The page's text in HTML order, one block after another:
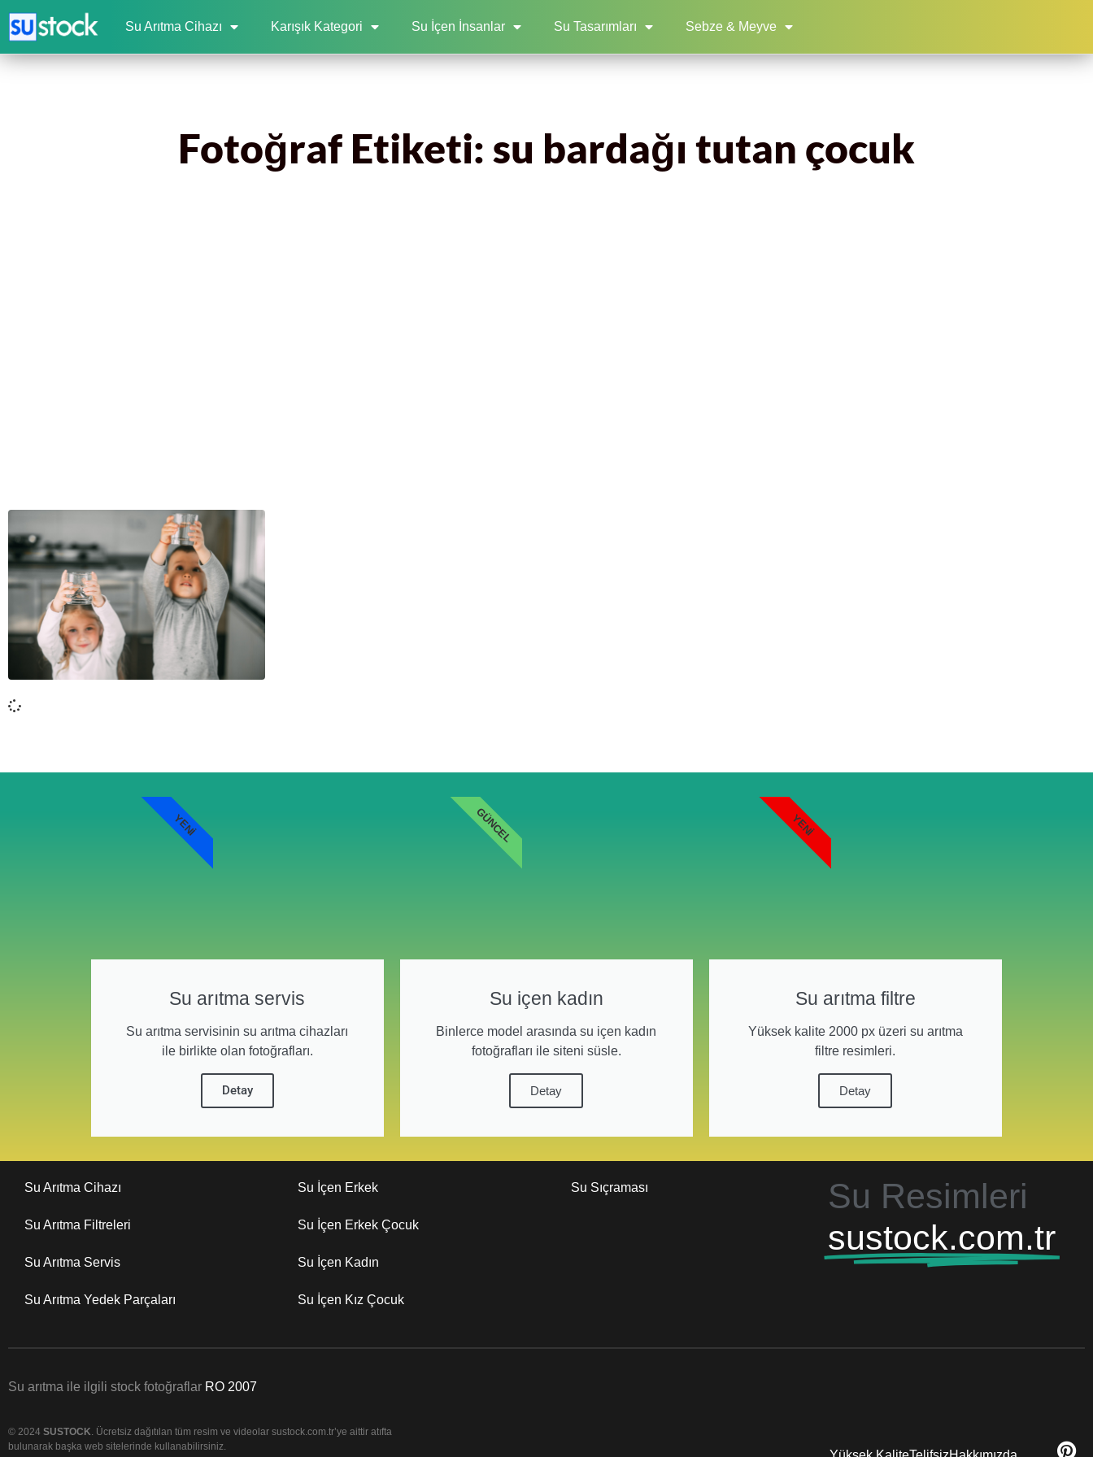
Su Arıtma Cihazı Karışık Kategori Su İçen İnsanlar Su Tasarımları Sebze & Meyve
Fotoğraf Etiketi: su bardağı tutan çocuk
Su arıtma servis
Su arıtma servisinin su arıtma cihazları
ile birlikte olan fotoğrafları.
Detay
YENI
Su içen kadın
Binlerce model arasında su içen kadın
fotoğrafları ile siteni süsle.
Detay
GÜNCEL
Su arıtma filtre
Yüksek kalite 2000 px üzeri su arıtma
filtre resimleri.
Detay
YENI
Su Arıtma Cihazı
Su Arıtma Filtreleri
Su Arıtma Servis
Su Arıtma Yedek Parçaları
Su İçen Erkek
Su İçen Erkek Çocuk
Su İçen Kadın
Su İçen Kız Çocuk
Su Sıçraması
Su Resimleri
sustock.com.tr
Su arıtma ile ilgili stock fotoğraflar RO 2007
© 2024 SUSTOCK. Ücretsiz dağıtılan tüm resim ve videolar sustock.com.tr’ye aittir atıfta
bulunarak başka web sitelerinde kullanabilirsiniz.